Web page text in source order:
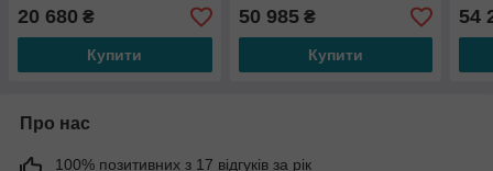
20 680 ₴
Купити
50 985₴
Купити
54
Про нас
100% позитивних з 17 відгуків за рік